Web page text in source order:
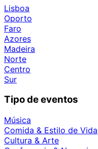
Lisboa
Oporto
Faro
Azores
Madeira
Norte
Centro
Sur
Tipo de eventos
Música
Comida & Estilo de Vida
Cultura & Arte